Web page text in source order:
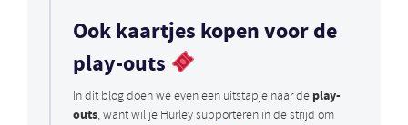
Ook kaartjes kopen voor de
play-outs
In dit blog doen we even een uitstapje naar de play-
outs, want wil je Hurley supporteren in de strijd om